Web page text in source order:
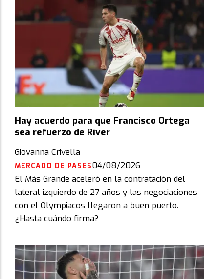
Hay acuerdo para que Francisco Ortega
sea refuerzo de River
Giovanna Crivella
MERCADO DE PASES04/08/2026
El Más Grande aceleró en la contratación del
lateral izquierdo de 27 años y las negociaciones
con el Olympiacos llegaron a buen puerto.
¿Hasta cuándo firma?